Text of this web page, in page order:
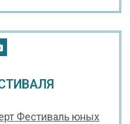
Фестиваль юных